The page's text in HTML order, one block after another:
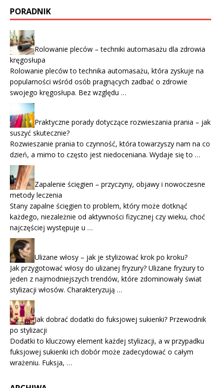
PORADNIK
Rolowanie pleców – techniki automasażu dla zdrowia
kręgosłupa
Rolowanie pleców to technika automasażu, która zyskuje na
popularności wśród osób pragnących zadbać o zdrowie
swojego kręgosłupa. Bez względu …
Praktyczne porady dotyczące rozwieszania prania – jak
suszyć skutecznie?
Rozwieszanie prania to czynność, która towarzyszy nam na co
dzień, a mimo to często jest niedoceniana. Wydaje się to …
Zapalenie ścięgien – przyczyny, objawy i nowoczesne
metody leczenia
Stany zapalne ścięgien to problem, który może dotknąć
każdego, niezależnie od aktywności fizycznej czy wieku, choć
najczęściej występuje u …
Ulizane włosy – jak je stylizować krok po kroku?
Jak przygotować włosy do ulizanej fryzury? Ulizane fryzury to
jeden z najmodniejszych trendów, które zdominowały świat
stylizacji włosów. Charakteryzują …
Jak dobrać dodatki do fuksjowej sukienki? Przewodnik
po stylizacji
Dodatki to kluczowy element każdej stylizacji, a w przypadku
fuksjowej sukienki ich dobór może zadecydować o całym
wrażeniu. Fuksja, …